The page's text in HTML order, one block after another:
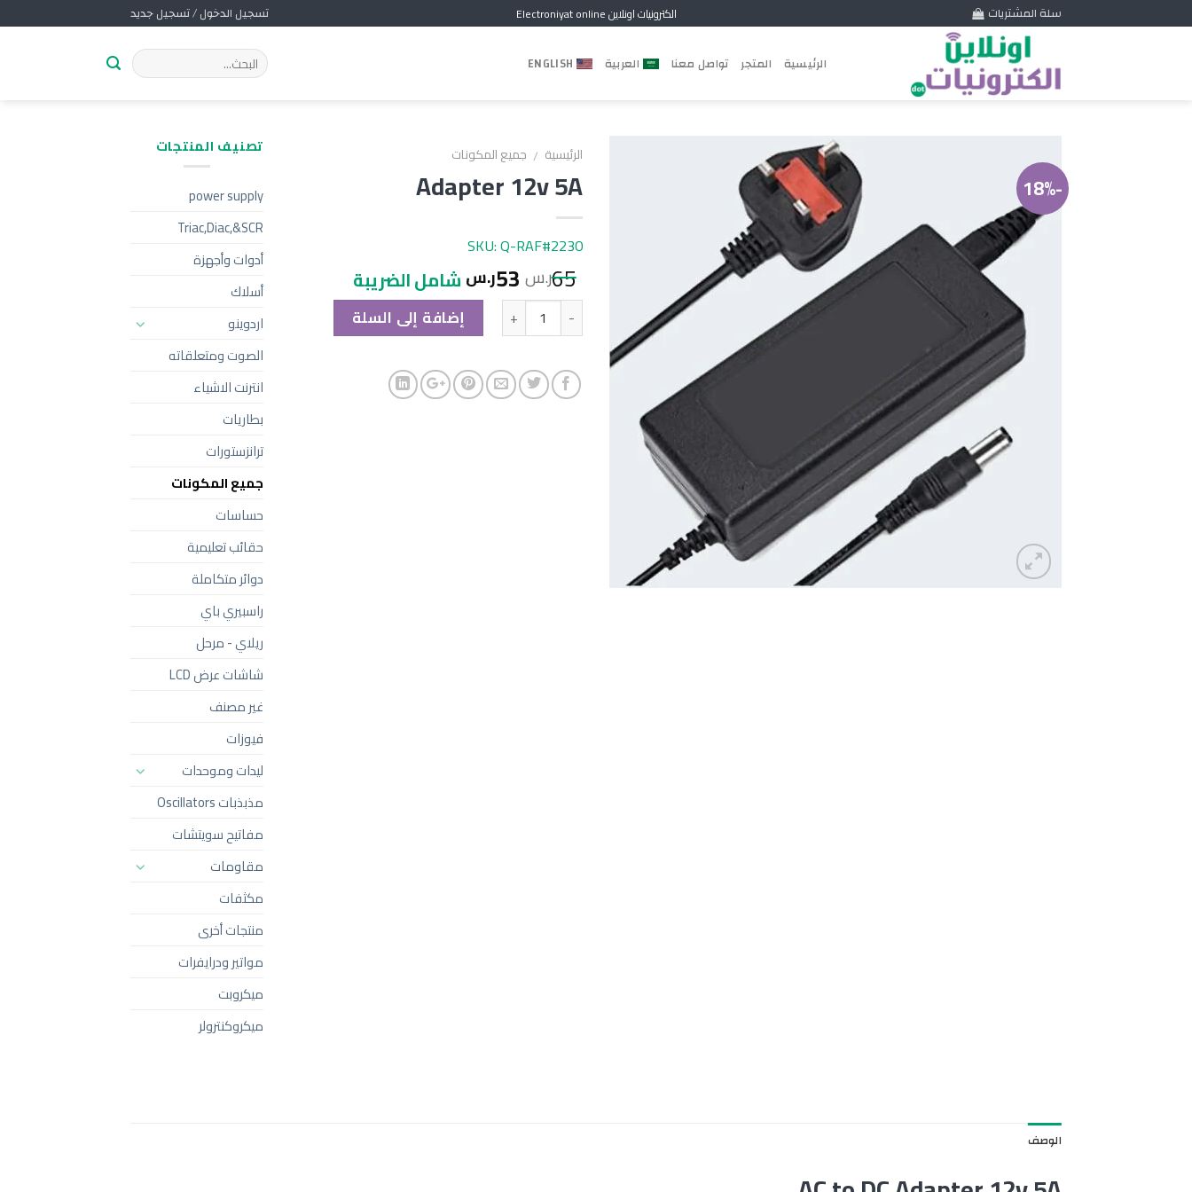
to
سلة المشتريات الكترونيات اونلاين Electroniyat online تسجيل الدخول / تسجيل جديد
الرئيسية المتجر تواصل معنا العربية ENGLISH
-18%
الرئيسية / جميع المكونات
Adapter 12v 5A
SKU: Q-RAF#2230
65ر.س 53ر.س شامل الضريبة
الكمية إضافة إلى السلة
تصنيف المنتجات
power supply
Triac,Diac,&SCR
أدوات وأجهزة
أسلاك
اردوينو
الصوت ومتعلقاته
انترنت الاشياء
بطاريات
ترانزستورات
جميع المكونات
حساسات
حقائب تعليمية
دوائر متكاملة
راسبيري باي
ريلاي - مرحل
شاشات عرض LCD
غير مصنف
فيوزات
ليدات وموحدات
مذبذبات Oscillators
مفاتيح سويتشات
مقاومات
مكثفات
منتجات أخرى
مواتير ودرايفرات
ميكروبت
ميكروكنترولر
الوصف